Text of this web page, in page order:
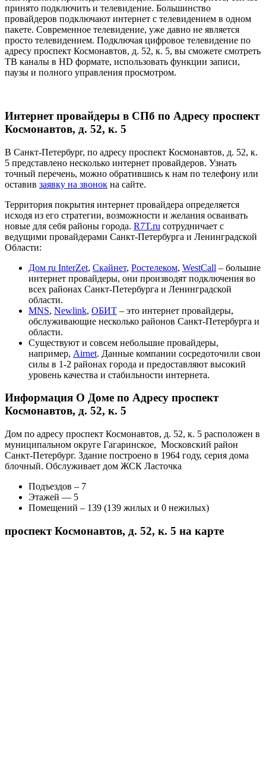
принято подключить и телевидение. Большинство
провайдеров подключают интернет с телевидением в одном
пакете. Современное телевидение, уже давно не является
просто телевидением. Подключая цифровое телевидение по
адресу проспект Космонавтов, д. 52, к. 5, вы сможете смотреть
ТВ каналы в HD формате, использовать функции записи,
паузы и полного управления просмотром.
Интернет провайдеры в СПб по Адресу проспект
Космонавтов, д. 52, к. 5
В Санкт-Петербург, по адресу проспект Космонавтов, д. 52, к.
5 представлено несколько интернет провайдеров. Узнать
точный перечень, можно обратившись к нам по телефону или
оставив заявку на звонок на сайте.
Территория покрытия интернет провайдера определяется
исходя из его стратегии, возможности и желания осваивать
новые для себя районы города. R7T.ru сотрудничает с
ведущими провайдерами Санкт-Петербурга и Ленинградской
Области:
Дом ru InterZet, Скайнет, Ростелеком, WestCall – большие
интернет провайдеры, они производят подключения во
всех районах Санкт-Петербурга и Ленинградской
области.
MNS, Newlink, ОБИТ – это интернет провайдеры,
обслуживающие несколько районов Санкт-Петербурга и
области.
Существуют и совсем небольшие провайдеры,
например, Airnet. Данные компании сосредоточили свои
силы в 1-2 районах города и предоставляют высокий
уровень качества и стабильности интернета.
Информация О Доме по Адресу проспект
Космонавтов, д. 52, к. 5
Дом по адресу проспект Космонавтов, д. 52, к. 5 расположен в
муниципальном округе Гагаринское, Московский район
Санкт-Петербург. Здание построено в 1964 году, серия дома
блочный. Обслуживает дом ЖСК Ласточка
Подъездов – 7
Этажей — 5
Помещений – 139 (139 жилых и 0 нежилых)
проспект Космонавтов, д. 52, к. 5 на карте